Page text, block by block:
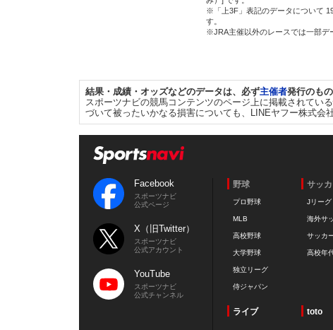
※「上3F」表記のデータについて
す。
※JRA主催以外のレースでは一部デ
結果・成績・オッズなどのデータは、必ず主催者発行のも
スポーツナビの競馬コンテンツのページ上に掲載されてい
づいて被ったいかなる損害についても、LINEヤフー株式会
Facebook
スポーツナビ
公式ページ
X（旧Twitter）
スポーツナビ
公式アカウント
YouTube
スポーツナビ
公式チャンネル
野球
プロ野球
MLB
高校野球
大学野球
独立リーグ
侍ジャパン
サッ
Jリーグ
海外サ
サッカ
高校年
ライブ toto